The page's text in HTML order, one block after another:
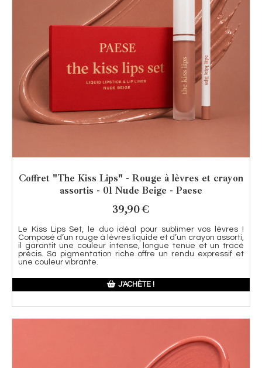
Coffret "The Kiss Lips" - Rouge à lèvres et crayon
assortis - 01 Nude Beige - Paese
39,90€
Le Kiss Lips Set, le duo idéal pour sublimer vos lèvres !
Composé d’un rouge à lèvres liquide et d’un crayon assorti,
il garantit une couleur intense, longue tenue et un tracé
précis. Sa pigmentation riche offre un rendu expressif et
une couleur vibrante.
J'ACHÈTE !